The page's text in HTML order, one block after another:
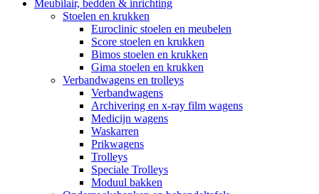
Meubilair, bedden & inrichting
Stoelen en krukken
Euroclinic stoelen en meubelen
Score stoelen en krukken
Bimos stoelen en krukken
Gima stoelen en krukken
Verbandwagens en trolleys
Verbandwagens
Archivering en x-ray film wagens
Medicijn wagens
Waskarren
Prikwagens
Trolleys
Speciale Trolleys
Moduul bakken